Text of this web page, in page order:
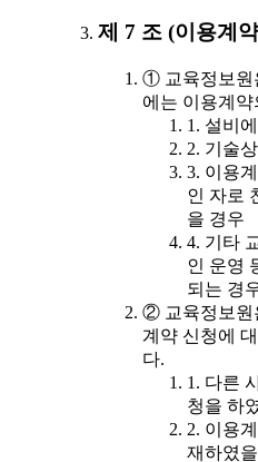
제 7 조 (이용계
① 교육정보원
에는 이용계
1. 설비
2. 기술
3. 이용
인 자로
을 경우
4. 기타
인 운영
되는 경
② 교육정보원
계약 신청에
다.
1. 다른
청을 하
2. 이용
재하였